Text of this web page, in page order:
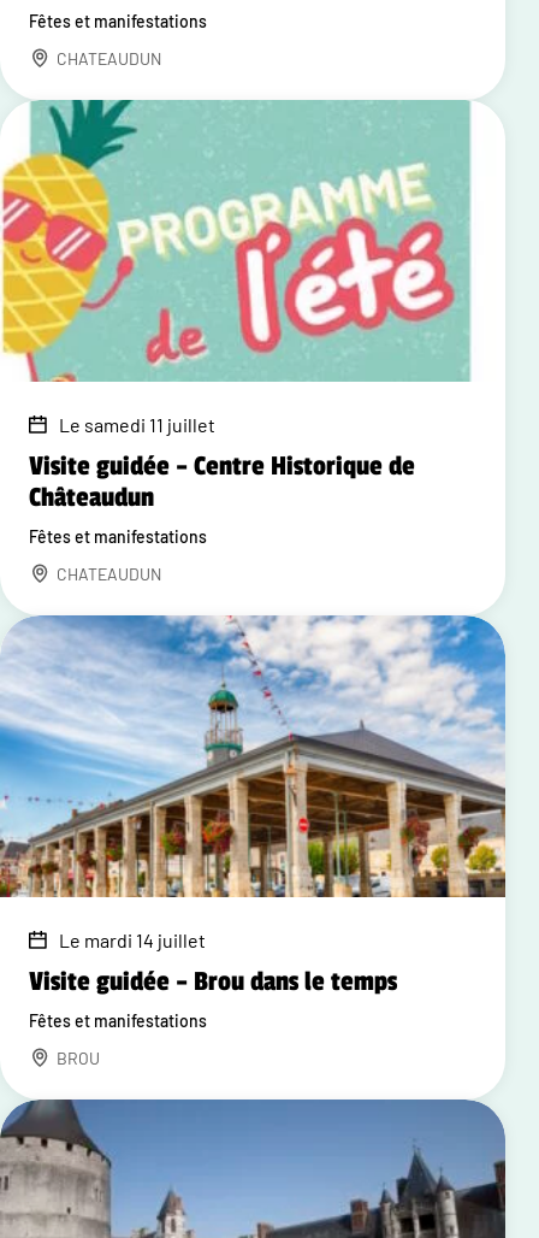
Fêtes et manifestations
CHATEAUDUN
Le samedi 11 juillet
Visite guidée – Centre Historique de
Châteaudun
Fêtes et manifestations
CHATEAUDUN
Le mardi 14 juillet
Visite guidée – Brou dans le temps
Fêtes et manifestations
BROU